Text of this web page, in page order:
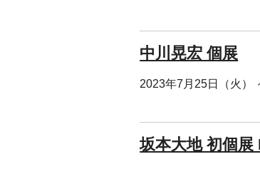
中川晃宏 個展
2023年7月25日（火）
坂本大地 初個展